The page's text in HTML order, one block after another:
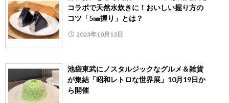
コラボで天然水炊きに！おいしい握り方の
コツ「5㎜握り」とは？
2023年10月13日
池袋東武にノスタルジックなグルメ＆雑貨
が集結「昭和レトロな世界展」10月19日か
ら開催